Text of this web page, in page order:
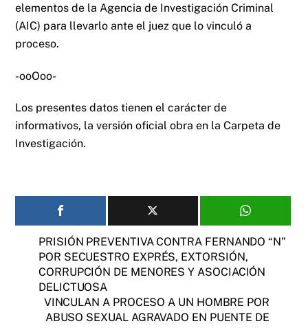
elementos de la Agencia de Investigación Criminal
(AIC) para llevarlo ante el juez que lo vinculó a
proceso.
-ooOoo-
Los presentes datos tienen el carácter de
informativos, la versión oficial obra en la Carpeta de
Investigación.
PRISIÓN PREVENTIVA CONTRA FERNANDO “N”
POR SECUESTRO EXPRÉS, EXTORSIÓN,
CORRUPCIÓN DE MENORES Y ASOCIACIÓN
DELICTUOSA
VINCULAN A PROCESO A UN HOMBRE POR
ABUSO SEXUAL AGRAVADO EN PUENTE DE